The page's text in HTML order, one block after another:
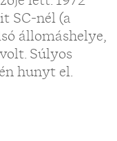
SC-nél (a
állomáshelye,
Súlyos
hunyt el.